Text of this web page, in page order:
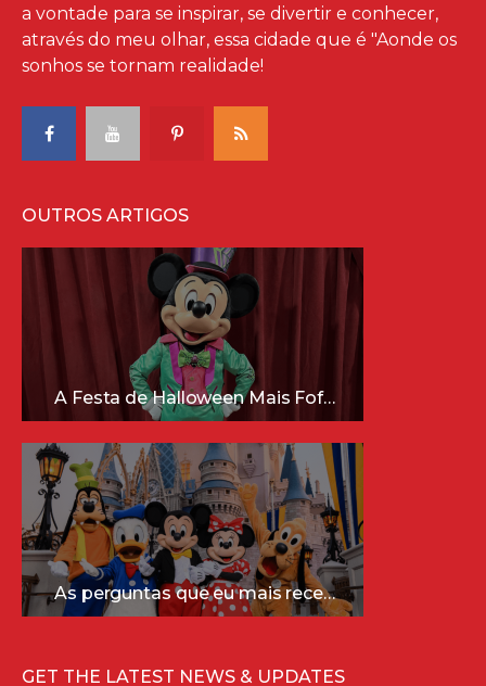
a vontade para se inspirar, se divertir e conhecer,
através do meu olhar, essa cidade que é "Aonde os
sonhos se tornam realidade!
OUTROS ARTIGOS
A Festa de Halloween Mais Fofa da Disney Está Chegando!
As perguntas que eu mais recebo sobre a Disney (e as respostas mais sinceras!)
GET THE LATEST NEWS & UPDATES